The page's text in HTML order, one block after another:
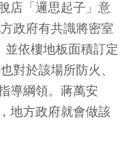
店「邏思起子」意
政府有共識將密室
依樓地板面積訂定
對於該場所防火、
導綱領。蔣萬安
地方政府就會做該